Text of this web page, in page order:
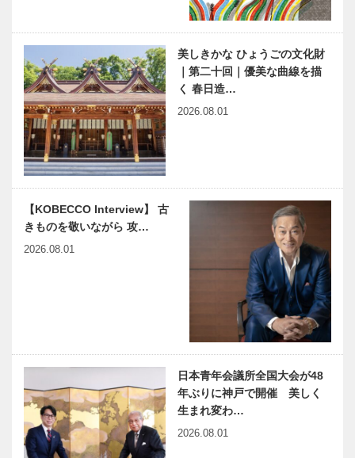
美しきかな ひょうごの文化財
｜第二十回｜優美な曲線を描
く 春日造…
2026.08.01
【KOBECCO Interview】 古
きものを敬いながら 攻…
2026.08.01
日本青年会議所全国大会が48
年ぶりに神戸で開催 美しく
生まれ変わ…
2026.08.01